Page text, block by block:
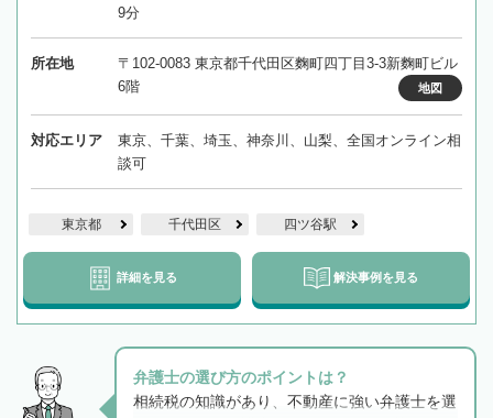
9分
所在地
〒102-0083 東京都千代田区麴町四丁目3-3新麴町ビル
6階
地図
対応エリア
東京、千葉、埼玉、神奈川、山梨、全国オンライン相
談可
東京都 千代田区 四ツ谷駅
詳細を見る 解決事例を見る
弁護士の選び方のポイントは？
相続税の知識があり、不動産に強い弁護士を選